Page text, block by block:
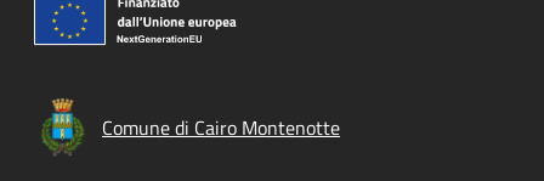
Comune di Cairo Montenotte